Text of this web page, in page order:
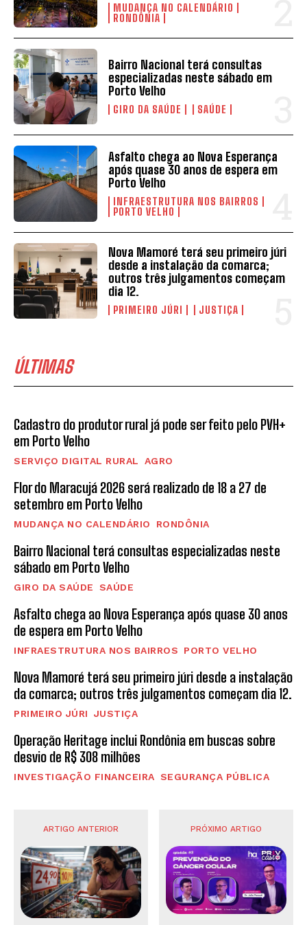
MUDANÇA NO CALENDÁRIO
RONDÔNIA
Bairro Nacional terá consultas
especializadas neste sábado em
Porto Velho
GIRO DA SAÚDE SAÚDE
Asfalto chega ao Nova Esperança
após quase 30 anos de espera em
Porto Velho
INFRAESTRUTURA NOS BAIRROS
PORTO VELHO
Nova Mamoré terá seu primeiro júri
desde a instalação da comarca;
outros três julgamentos começam
dia 12.
PRIMEIRO JÚRI JUSTIÇA
ÚLTIMAS
Cadastro do produtor rural já pode ser feito pelo PVH+
em Porto Velho
SERVIÇO DIGITAL RURAL AGRO
Flor do Maracujá 2026 será realizado de 18 a 27 de
setembro em Porto Velho
MUDANÇA NO CALENDÁRIO RONDÔNIA
Bairro Nacional terá consultas especializadas neste
sábado em Porto Velho
GIRO DA SAÚDE SAÚDE
Asfalto chega ao Nova Esperança após quase 30 anos
de espera em Porto Velho
INFRAESTRUTURA NOS BAIRROS PORTO VELHO
Nova Mamoré terá seu primeiro júri desde a instalação
da comarca; outros três julgamentos começam dia 12.
PRIMEIRO JÚRI JUSTIÇA
Operação Heritage inclui Rondônia em buscas sobre
desvio de R$ 308 milhões
INVESTIGAÇÃO FINANCEIRA SEGURANÇA PÚBLICA
ARTIGO ANTERIOR PRÓXIMO ARTIGO